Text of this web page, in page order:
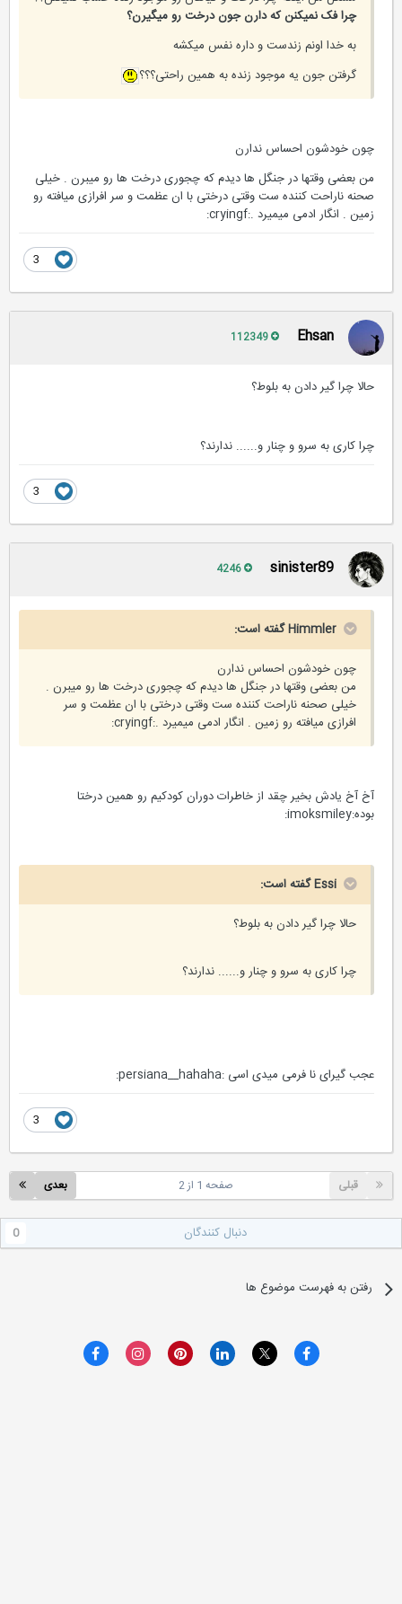
چرا فک نمیکنن که دارن جون درخت رو میگیرن؟
به خدا اونم زندست و داره نفس میکشه
گرفتن جون یه موجود زنده به همین راحتی؟؟؟
چون خودشون احساس ندارن
من بعضی وقتها در جنگل ها دیدم که چجوری درخت ها رو میبرن . خیلی
صحنه ناراحت کننده ست وقتی درختی با ان عظمت و سر افرازی میافته رو
زمین . انگار ادمی میمیرد .:cryingf:
Ehsan
حالا چرا گیر دادن به بلوط؟
چرا کاری به سرو و چنار و...... ندارند؟
sinister89
Himmler گفته است:
چون خودشون احساس ندارن
من بعضی وقتها در جنگل ها دیدم که چجوری درخت ها رو میبرن .
خیلی صحنه ناراحت کننده ست وقتی درختی با ان عظمت و سر
افرازی میافته رو زمین . انگار ادمی میمیرد .:cryingf:
آخ آخ یادش بخیر چقد از خاطرات دوران کودکیم رو همین درختا
بوده:imoksmiley:
Essi گفته است:
حالا چرا گیر دادن به بلوط؟
چرا کاری به سرو و چنار و...... ندارند؟
عجب گیرای نا فرمی میدی اسی :persiana__hahaha:
قبلی بعدی صفحه 1 از 2
دنبال کنندگان
رفتن به فهرست موضوع ها